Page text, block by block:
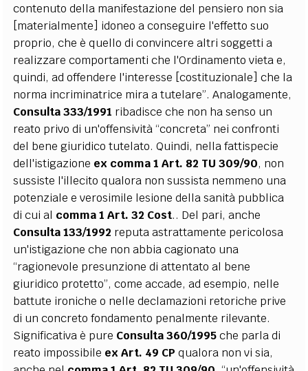
contenuto della manifestazione del pensiero non sia
[materialmente] idoneo a conseguire l'effetto suo
proprio, che è quello di convincere altri soggetti a
realizzare comportamenti che l'Ordinamento vieta e,
quindi, ad offendere l'interesse [costituzionale] che la
norma incriminatrice mira a tutelare”. Analogamente,
Consulta 333/1991 ribadisce che non ha senso un
reato privo di un'offensività “concreta” nei confronti
del bene giuridico tutelato. Quindi, nella fattispecie
dell'istigazione ex comma 1 Art. 82 TU 309/90, non
sussiste l'illecito qualora non sussista nemmeno una
potenziale e verosimile lesione della sanità pubblica
di cui al comma 1 Art. 32 Cost.. Del pari, anche
Consulta 133/1992 reputa astrattamente pericolosa
un'istigazione che non abbia cagionato una
“ragionevole presunzione di attentato al bene
giuridico protetto”, come accade, ad esempio, nelle
battute ironiche o nelle declamazioni retoriche prive
di un concreto fondamento penalmente rilevante.
Significativa è pure Consulta 360/1995che parla di
reato impossibile ex Art. 49 CP qualora non vi sia,